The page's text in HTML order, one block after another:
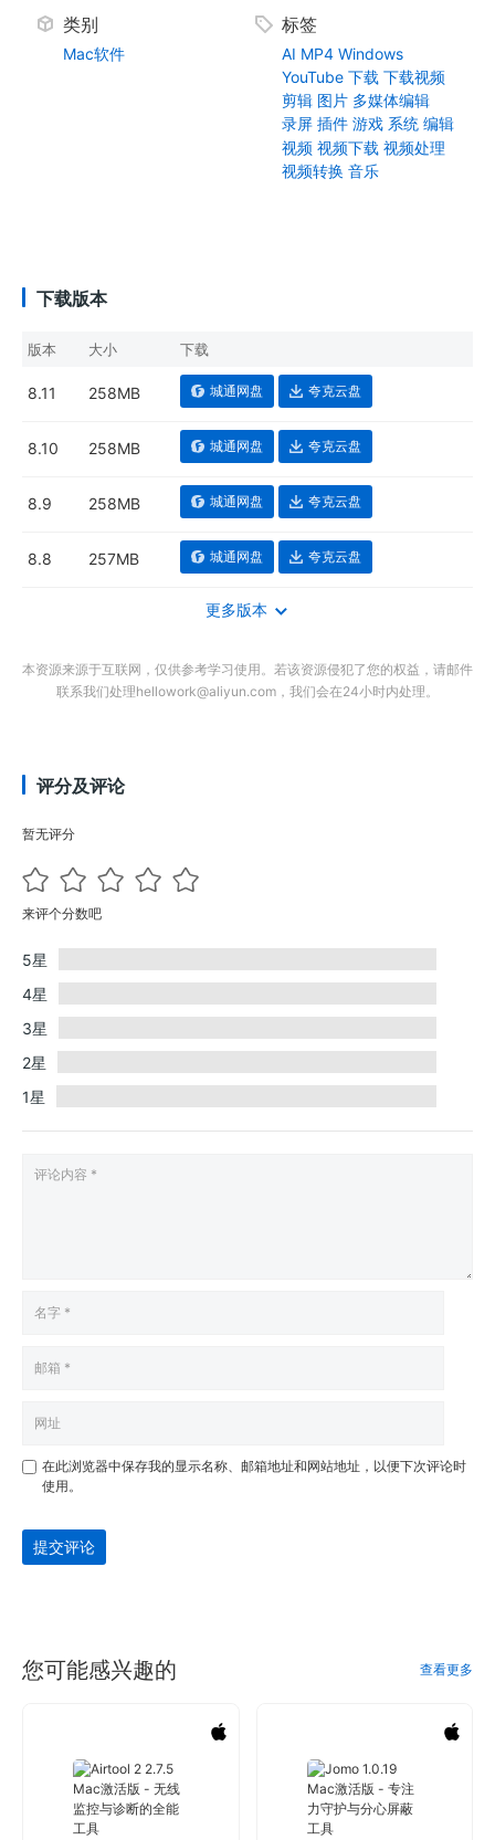
类别
Mac软件
标签
AI MP4 Windows
YouTube 下载 下载视频
剪辑 图片 多媒体编辑
录屏 插件 游戏 系统 编辑
视频 视频下载 视频处理
视频转换 音乐
下载版本
版本 大小 下载
8.11 258MB 城通网盘 夸克云盘
8.10 258MB 城通网盘 夸克云盘
8.9 258MB 城通网盘 夸克云盘
8.8 257MB 城通网盘 夸克云盘
更多版本
本资源来源于互联网，仅供参考学习使用。若该资源侵犯了您的权益，请邮件
联系我们处理hellowork@aliyun.com，我们会在24小时内处理。
评分及评论
暂无评分
来评个分数吧
5星
4星
3星
2星
1星
在此浏览器中保存我的显示名称、邮箱地址和网站地址，以便下次评论时
使用。
提交评论
您可能感兴趣的 查看更多